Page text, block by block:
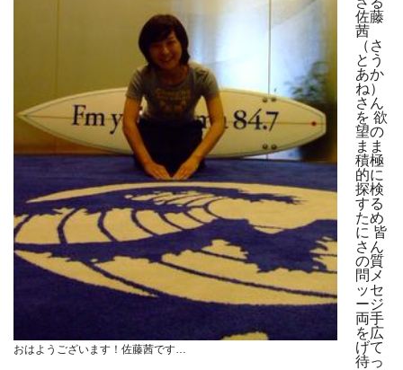
おはようございます！佐藤茜です…
佐藤
茜
（さ
とう
あか
ね）
さん
を 欲
望の
まま
積極
的に
探検
する
ため
に 皆
さん
の質
問メ
ッセ
ージ
両手
を広
げて
待っ